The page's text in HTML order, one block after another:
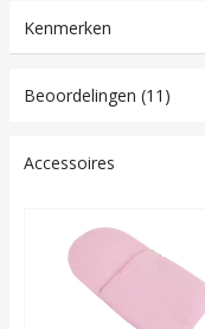
Kenmerken
Beoordelingen (11)
Accessoires